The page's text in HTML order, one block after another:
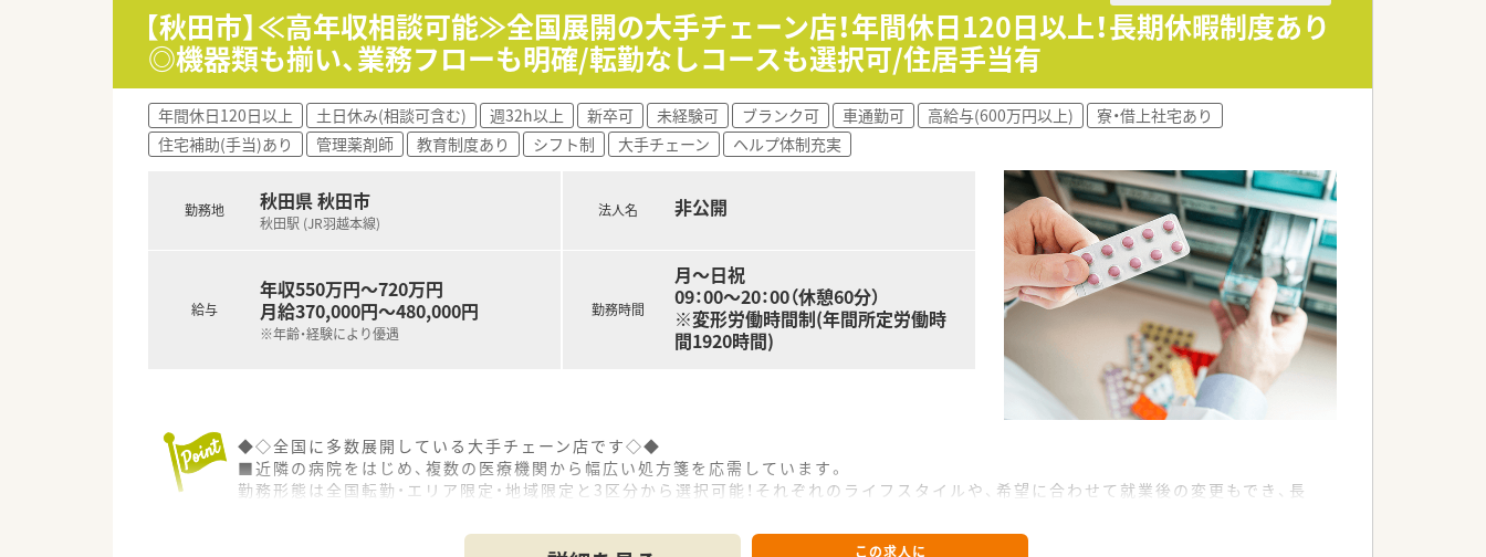
【こんな方が活躍中】
■大手ならではの手厚い研修制度を活かして、調剤未経験の状態から着実にプロフェッショナルへと成長した若手薬剤師が多数在籍し
ています。
■子育てによる時短勤務制度を利用しながら、効率的に業務をこなしつつ専門性を維持して第一線で活躍し続けているママ薬剤師も多
いです。
■地域のかかりつけ薬剤師として患者様の深い信頼を得ることに喜びを感じ、積極的にコミュニケーションを図る誠実な方が活躍して
います。
【秋田市】≪高年収相談可能≫全国展開の大手チェーン店！年間休日120日以上！長期休暇制度あり
◎機器類も揃い、業務フローも明確/転勤なしコースも選択可/住居手当有
年間休日120日以上 土日休み(相談可含む) 週32h以上 新卒可 未経験可 ブランク可 車通勤可 高給与(600万円以上)
寮・借上社宅あり
住宅補助(手当)あり
管理薬剤師 教育制度あり シフト制 大手チェーン ヘルプ体制充実
勤務地 秋田県 秋田市
秋田駅 (JR羽越本線)
給与
年収550万円～720万円
月給370,000円～480,000円
※年齢・経験により優遇
法人名 非公開
勤務時間
月～日祝
09：00～20：00（休憩60分）
※変形労働時間制(年間所定労働時
間1920時間)
◆◇全国に多数展開している大手チェーン店です◇◆
■近隣の病院をはじめ、複数の医療機関から幅広い処方箋を応需しています。
勤務形態は全国転勤・エリア限定・地域限定と3区分から選択可能！それぞれのライフスタイルや、希望に合わせて就業後の変更もでき、長
■1ヶ月単位の変形労働時間制を取っており、効率の良い勤務ができる環境です。長期休暇制度や買い物割引制度など嬉しい福利厚生も
この求人に